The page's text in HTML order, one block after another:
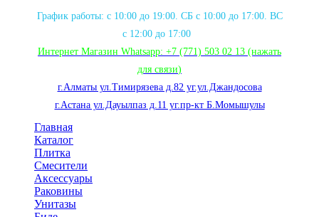
График работы: с 10:00 до 19:00. СБ с 10:00 до 17:00. ВС
с 12:00 до 17:00
Интернет Магазин Whatsapp: +7 (771) 503 02 13 (нажать
для связи)
г.Алматы ул.Тимирязева д.82 уг.ул.Джандосова
г.Астана ул.Дауылпаз д.11 уг.пр-кт Б.Момышулы
Главная
Каталог
Плитка
Смесители
Аксессуары
Раковины
Унитазы